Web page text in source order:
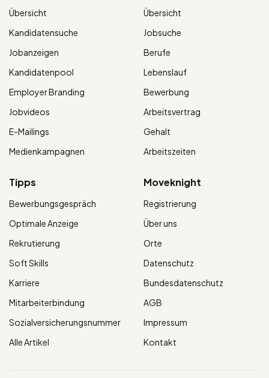
Übersicht
Kandidatensuche
Jobanzeigen
Kandidatenpool
Employer Branding
Jobvideos
E-Mailings
Medienkampagnen
Übersicht
Jobsuche
Berufe
Lebenslauf
Bewerbung
Arbeitsvertrag
Gehalt
Arbeitszeiten
Tipps
Bewerbungsgespräch
Optimale Anzeige
Rekrutierung
Soft Skills
Karriere
Mitarbeiterbindung
Sozialversicherungsnummer
Alle Artikel
Moveknight
Registrierung
Über uns
Orte
Datenschutz
Bundesdatenschutz
AGB
Impressum
Kontakt